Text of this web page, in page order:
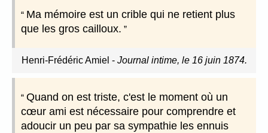
Ma mémoire est un crible qui ne retient plus
que les gros cailloux.
Henri-Frédéric Amiel - Journal intime, le 16 juin 1874.
Quand on est triste, c'est le moment où un
cœur ami est nécessaire pour comprendre et
adoucir un peu par sa sympathie les ennuis